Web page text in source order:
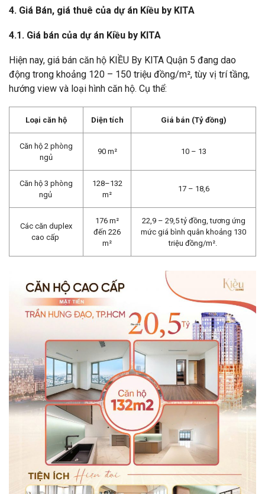
4. Giá Bán, giá thuê của dự án Kiều by KITA
4.1. Giá bán của dự án Kiều by KITA
Hiện nay, giá bán căn hộ KIỀU By KITA Quận 5 đang dao
động trong khoảng 120 – 150 triệu đồng/m², tùy vị trí tầng,
hướng view và loại hình căn hộ. Cụ thể:
Loại căn hộ Diện tích Giá bán (Tỷ đồng)
Căn hộ 2 phòng
ngủ
90 m² 10 – 13
Căn hộ 3 phòng
ngủ
128–132
m²
17 – 18,6
Các căn duplex
cao cấp
176 m²
đến 226
m²
22,9 – 29,5 tỷ đồng, tương ứng
mức giá bình quân khoảng 130
triệu đồng/m².